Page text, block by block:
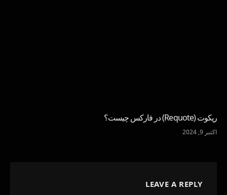
ریکوت (Requote) در فارکس چیست؟
اکتبر 9, 2024
LEAVE A REPLY